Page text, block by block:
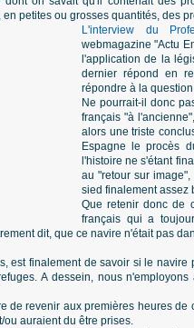
petites ou grosses quantités, des
L'interview du
webmagazine "Actu
l'application de la
dernier répond en
répondre à la
Ne pourrait-il donc
français "à
alors une triste
Espagne le procès
l'histoire ne s'étant
au "retour sur
sied finalement assez
Que retenir donc de
français qui a
dit, que ce navire n'était pas
est finalement de savoir si le
A dessein, nous
de revenir aux premières heures
ou auraient du être prises.